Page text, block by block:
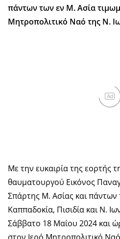
πάντων των εν Μ. Ασία
Μητροπολιτικό Ναό της Ν.
Ad
Με την ευκαιρία της εορτής
θαυματουργού Εικόνος
Σπάρτης Μ. Ασίας και πάντων
Καππαδοκία, Πισιδία και Ν.
Σάββατο 18 Μαΐου 2024 και